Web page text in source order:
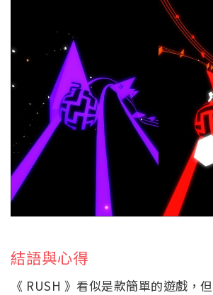
結語與心得
《 RUSH 》看似是款簡單的遊戲，